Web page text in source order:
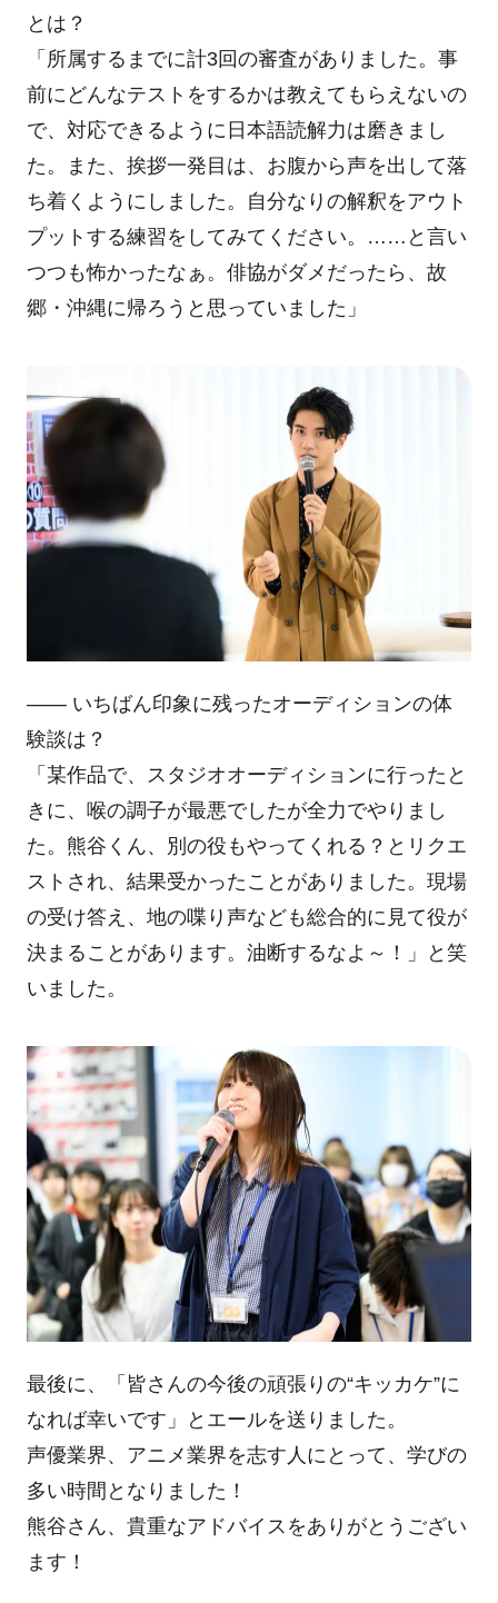
とは？
「所属するまでに計3回の審査がありました。事
前にどんなテストをするかは教えてもらえないの
で、対応できるように日本語読解力は磨きまし
た。また、挨拶一発目は、お腹から声を出して落
ち着くようにしました。自分なりの解釈をアウト
プットする練習をしてみてください。……と言い
つつも怖かったなぁ。俳協がダメだったら、故
郷・沖縄に帰ろうと思っていました」
―― いちばん印象に残ったオーディションの体
験談は？
「某作品で、スタジオオーディションに行ったと
きに、喉の調子が最悪でしたが全力でやりまし
た。熊谷くん、別の役もやってくれる？とリクエ
ストされ、結果受かったことがありました。現場
の受け答え、地の喋り声なども総合的に見て役が
決まることがあります。油断するなよ～！」と笑
いました。
最後に、「皆さんの今後の頑張りの“キッカケ”に
なれば幸いです」とエールを送りました。
声優業界、アニメ業界を志す人にとって、学びの
多い時間となりました！
熊谷さん、貴重なアドバイスをありがとうござい
ます！